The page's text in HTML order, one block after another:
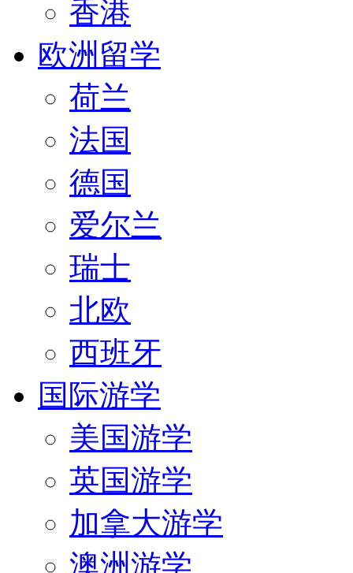
香港
欧洲留学
荷兰
法国
德国
爱尔兰
瑞士
北欧
西班牙
国际游学
美国游学
英国游学
加拿大游学
澳洲游学